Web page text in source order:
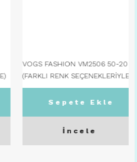
VOGS FASHION VM2506 50-20
(FARKLI RENK SEÇENEKLERİYLE)
C11 GÜL KURUSU
Sepete Ekle
İncele